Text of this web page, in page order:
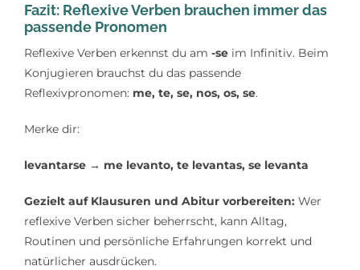
Fazit: Reflexive Verben brauchen immer das
passende Pronomen
Reflexive Verben erkennst du am -seim Infinitiv. Beim
Konjugieren brauchst du das passende
Reflexivpronomen: me, te, se, nos, os, se.
Merke dir:
levantarse → me levanto, te levantas, se levanta
Gezielt auf Klausuren und Abitur vorbereiten:Wer
reflexive Verben sicher beherrscht, kann Alltag,
Routinen und persönliche Erfahrungen korrekt und
natürlicher ausdrücken.